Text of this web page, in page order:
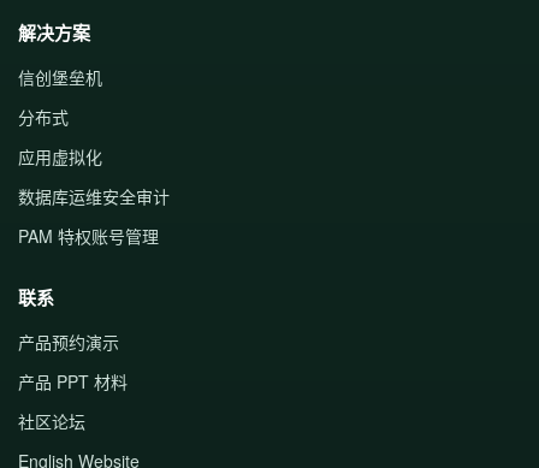
解决方案
信创堡垒机
分布式
应用虚拟化
数据库运维安全审计
PAM 特权账号管理
联系
产品预约演示
产品 PPT 材料
社区论坛
English Website